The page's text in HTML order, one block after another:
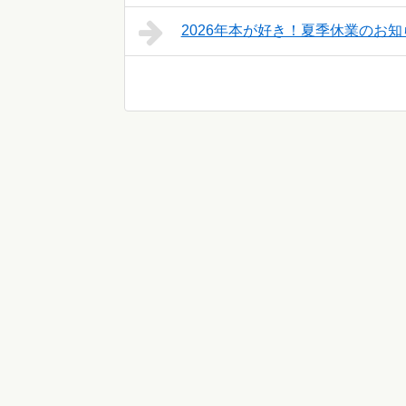
2026年本が好き！夏季休業のお知